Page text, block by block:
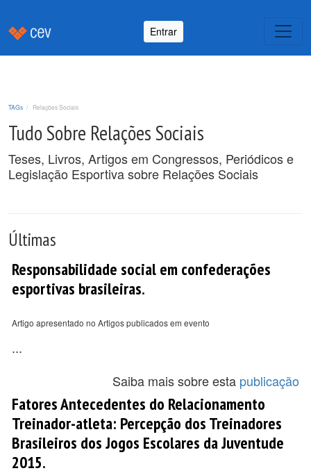
Entrar
TAGs Relações Sociais
Tudo Sobre Relações Sociais
Teses, Livros, Artigos em Congressos, Periódicos e
Legislação Esportiva sobre Relações Sociais
Últimas
Responsabilidade social em confederações
esportivas brasileiras.
Artigo apresentado no Artigos publicados em evento
...
Saiba mais sobre esta publicação
Fatores Antecedentes do Relacionamento
Treinador-atleta: Percepção dos Treinadores
Brasileiros dos Jogos Escolares da Juventude
2015.